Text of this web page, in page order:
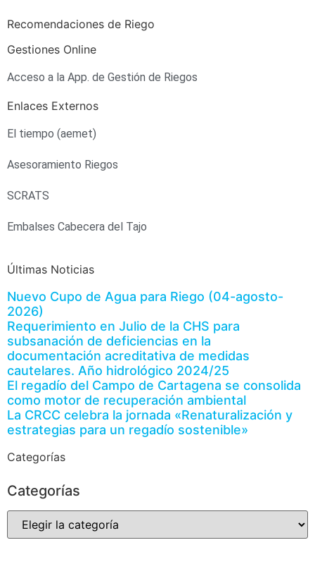
Recomendaciones de Riego
Gestiones Online
Acceso a la App. de Gestión de Riegos
Enlaces Externos
El tiempo (aemet)
Asesoramiento Riegos
SCRATS
Embalses Cabecera del Tajo
Últimas Noticias
Nuevo Cupo de Agua para Riego (04-agosto-
2026)
Requerimiento en Julio de la CHS para
subsanación de deficiencias en la
documentación acreditativa de medidas
cautelares. Año hidrológico 2024/25
El regadío del Campo de Cartagena se consolida
como motor de recuperación ambiental
La CRCC celebra la jornada «Renaturalización y
estrategias para un regadío sostenible»
Categorías
Categorías